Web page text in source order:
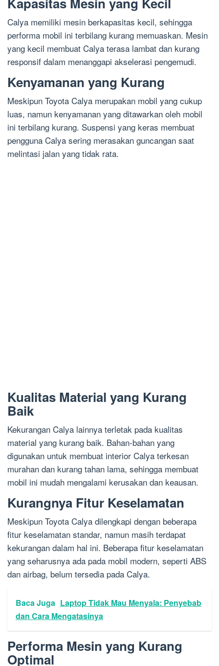
Calya memiliki mesin berkapasitas kecil, sehingga
performa mobil ini terbilang kurang memuaskan. Mesin
yang kecil membuat Calya terasa lambat dan kurang
responsif dalam menanggapi akselerasi pengemudi.
Kenyamanan yang Kurang
Meskipun Toyota Calya merupakan mobil yang cukup
luas, namun kenyamanan yang ditawarkan oleh mobil
ini terbilang kurang. Suspensi yang keras membuat
pengguna Calya sering merasakan guncangan saat
melintasi jalan yang tidak rata.
Kualitas Material yang Kurang
Baik
Kekurangan Calya lainnya terletak pada kualitas
material yang kurang baik. Bahan-bahan yang
digunakan untuk membuat interior Calya terkesan
murahan dan kurang tahan lama, sehingga membuat
mobil ini mudah mengalami kerusakan dan keausan.
Kurangnya Fitur Keselamatan
Meskipun Toyota Calya dilengkapi dengan beberapa
fitur keselamatan standar, namun masih terdapat
kekurangan dalam hal ini. Beberapa fitur keselamatan
yang seharusnya ada pada mobil modern, seperti ABS
dan airbag, belum tersedia pada Calya.
Baca Juga Laptop Tidak Mau Menyala: Penyebab
dan Cara Mengatasinya
Performa Mesin yang Kurang
Optimal